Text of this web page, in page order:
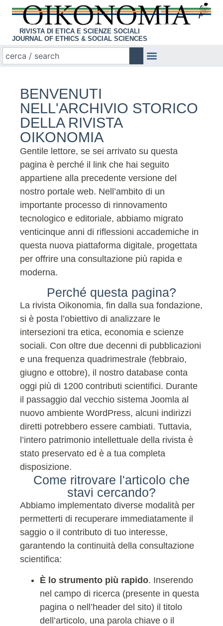
RIVISTA DI ETICA E SCIENZE SOCIALI
JOURNAL OF ETHICS & SOCIAL SCIENCES
BENVENUTI
NELL'ARCHIVIO STORICO
DELLA RIVISTA
OIKONOMIA
Gentile lettore, se sei arrivato su questa
pagina è perché il link che hai seguito
appartiene alla precedente versione del
nostro portale web. Nell’ambito di un
importante processo di rinnovamento
tecnologico e editoriale, abbiamo migrato
venticinque anni di riflessioni accademiche in
questa nuova piattaforma digitale, progettata
per offrire una consultazione più rapida e
moderna.
Perché questa pagina?
La rivista Oikonomia, fin dalla sua fondazione,
si è posta l’obiettivo di analizzare le
intersezioni tra etica, economia e scienze
sociali. Con oltre due decenni di pubblicazioni
e una frequenza quadrimestrale (febbraio,
giugno e ottobre), il nostro database conta
oggi più di 1200 contributi scientifici. Durante
il passaggio dal vecchio sistema Joomla al
nuovo ambiente WordPress, alcuni indirizzi
diretti potrebbero essere cambiati. Tuttavia,
l’intero patrimonio intellettuale della rivista è
stato preservato ed è a tua completa
disposizione.
Come ritrovare l'articolo che
stavi cercando?
Abbiamo implementato diverse modalità per
permetterti di recuperare immediatamente il
saggio o il contributo di tuo interesse,
garantendo la continuità della consultazione
scientifica:
È lo strumento più rapido. Inserendo
nel campo di ricerca (presente in questa
pagina o nell’header del sito) il titolo
dell’articolo, una parola chiave o il